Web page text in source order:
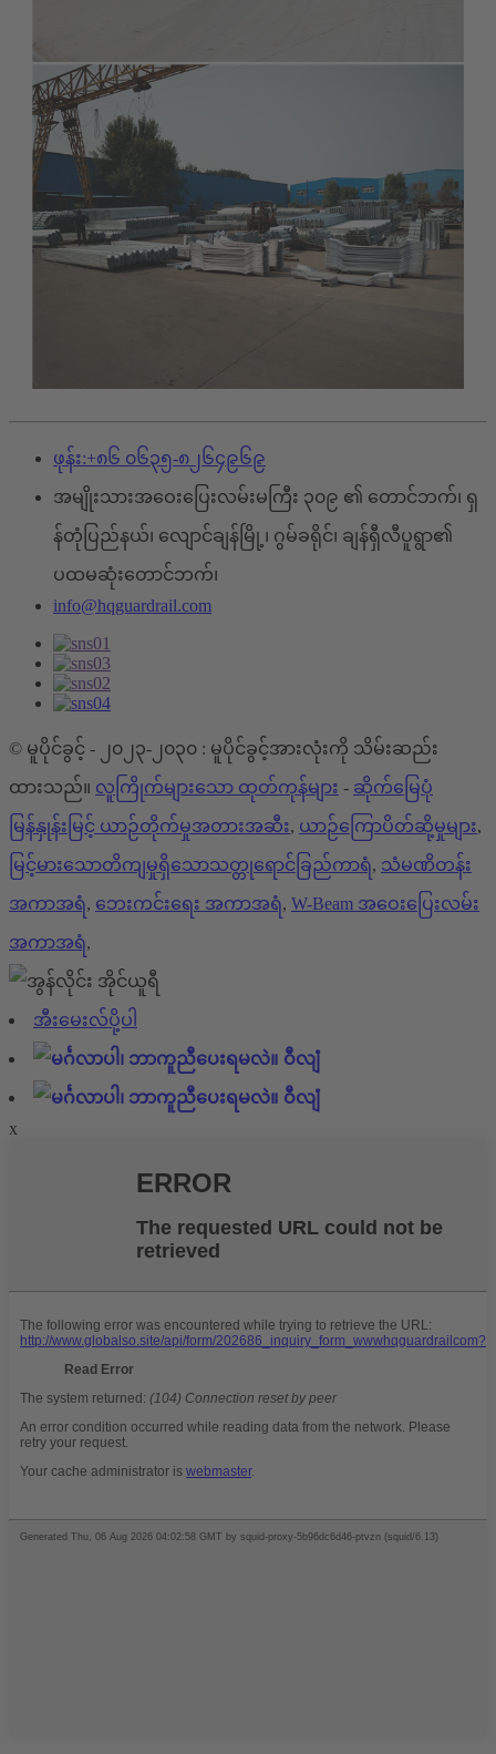
ဖုန်း:+၈၆ ၀၆၃၅-၈၂၆၄၉၆၉
အမျိုးသားအဝေးပြေးလမ်းမကြီး ၃၀၉ ၏ တောင်ဘက်၊ ရှ
န်တုံပြည်နယ်၊ လျောင်ချန်မြို့၊ ဂွမ်ခရိုင်၊ ချန်ရှီလီပူရွာ၏
ပထမဆုံးတောင်ဘက်၊
info@hqguardrail.com
© မူပိုင်ခွင့် - ၂၀၂၃-၂၀၃၀ : မူပိုင်ခွင့်အားလုံးကို သိမ်းဆည်း
ထားသည်။ လူကြိုက်များသော ထုတ်ကုန်များ - ဆိုက်မြေပုံ
မြန်နှုန်းမြင့် ယာဉ်တိုက်မှုအတားအဆီး, ယာဉ်ကြောပိတ်ဆို့မှုများ,
မြင့်မားသောတိကျမှုရှိသောသတ္တုရောင်ခြည်ကာရံ, သံမဏိတန်း
အကာအရံ, ဘေးကင်းရေး အကာအရံ, W-Beam အဝေးပြေးလမ်း
အကာအရံ,
အီးမေးလ်ပို့ပါ
ဝီလျံ
ဝီလျံ
x